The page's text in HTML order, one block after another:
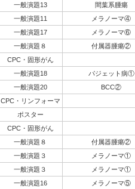
一般演題13 間葉系腫瘍
一般演題11 メラノーマ④
一般演題17 メラノーマ⑥
一般演題８ 付属器腫瘍②
CPC・固形がん
一般演題18 パジェット病①
一般演題20 BCC②
CPC・リンフォーマ
ポスター
CPC・固形がん
一般演題８ 付属器腫瘍②
一般演題３ メラノーマ①
一般演題３ メラノーマ①
一般演題16 メラノーマ⑤